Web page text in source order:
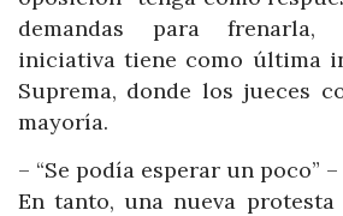
demandas para frenarla,
iniciativa tiene como última
Suprema, donde los jueces
mayoría.
– “Se podía esperar un poco” –
En tanto, una nueva